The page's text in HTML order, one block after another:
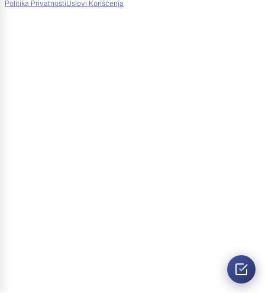
Politika PrivatnostiUslovi Korišćenja